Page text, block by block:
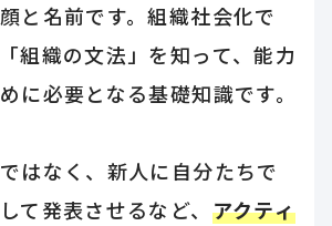
と名前です。組織社会化で
組織の文法」を知って、能力
に必要となる基礎知識です。
はなく、新人に自分たちで
て発表させるなど、 アクティ